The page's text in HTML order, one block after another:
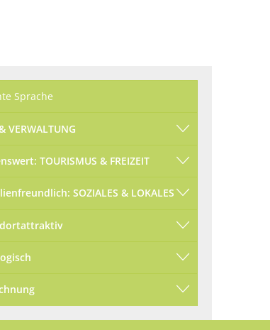
Sprache
VERWALTUNG
TOURISMUS & FREIZEIT
SOZIALES & LOKALES